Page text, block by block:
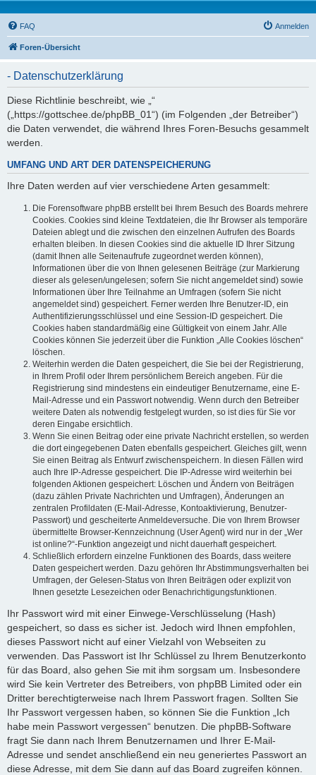
FAQ Anmelden
Foren-Übersicht
- Datenschutzerklärung
Diese Richtlinie beschreibt, wie „“
(„https://gottschee.de/phpBB_01“) (im Folgenden „der Betreiber“)
die Daten verwendet, die während Ihres Foren-Besuchs gesammelt
werden.
UMFANG UND ART DER DATENSPEICHERUNG
Ihre Daten werden auf vier verschiedene Arten gesammelt:
Die Forensoftware phpBB erstellt bei Ihrem Besuch des Boards mehrere
Cookies. Cookies sind kleine Textdateien, die Ihr Browser als temporäre
Dateien ablegt und die zwischen den einzelnen Aufrufen des Boards
erhalten bleiben. In diesen Cookies sind die aktuelle ID Ihrer Sitzung
(damit Ihnen alle Seitenaufrufe zugeordnet werden können),
Informationen über die von Ihnen gelesenen Beiträge (zur Markierung
dieser als gelesen/ungelesen; sofern Sie nicht angemeldet sind) sowie
Informationen über Ihre Teilnahme an Umfragen (sofern Sie nicht
angemeldet sind) gespeichert. Ferner werden Ihre Benutzer-ID, ein
Authentifizierungsschlüssel und eine Session-ID gespeichert. Die
Cookies haben standardmäßig eine Gültigkeit von einem Jahr. Alle
Cookies können Sie jederzeit über die Funktion „Alle Cookies löschen“
löschen.
Weiterhin werden die Daten gespeichert, die Sie bei der Registrierung,
in Ihrem Profil oder Ihrem persönlichem Bereich angeben. Für die
Registrierung sind mindestens ein eindeutiger Benutzername, eine E-
Mail-Adresse und ein Passwort notwendig. Wenn durch den Betreiber
weitere Daten als notwendig festgelegt wurden, so ist dies für Sie vor
deren Eingabe ersichtlich.
Wenn Sie einen Beitrag oder eine private Nachricht erstellen, so werden
die dort eingegebenen Daten ebenfalls gespeichert. Gleiches gilt, wenn
Sie einen Beitrag als Entwurf zwischenspeichern. In diesen Fällen wird
auch Ihre IP-Adresse gespeichert. Die IP-Adresse wird weiterhin bei
folgenden Aktionen gespeichert: Löschen und Ändern von Beiträgen
(dazu zählen Private Nachrichten und Umfragen), Änderungen an
zentralen Profildaten (E-Mail-Adresse, Kontoaktivierung, Benutzer-
Passwort) und gescheiterte Anmeldeversuche. Die von Ihrem Browser
übermittelte Browser-Kennzeichnung (User Agent) wird nur in der „Wer
ist online?“-Funktion angezeigt und nicht dauerhaft gespeichert.
Schließlich erfordern einzelne Funktionen des Boards, dass weitere
Daten gespeichert werden. Dazu gehören Ihr Abstimmungsverhalten bei
Umfragen, der Gelesen-Status von Ihren Beiträgen oder explizit von
Ihnen gesetzte Lesezeichen oder Benachrichtigungsfunktionen.
Ihr Passwort wird mit einer Einwege-Verschlüsselung (Hash)
gespeichert, so dass es sicher ist. Jedoch wird Ihnen empfohlen,
dieses Passwort nicht auf einer Vielzahl von Webseiten zu
verwenden. Das Passwort ist Ihr Schlüssel zu Ihrem Benutzerkonto
für das Board, also gehen Sie mit ihm sorgsam um. Insbesondere
wird Sie kein Vertreter des Betreibers, von phpBB Limited oder ein
Dritter berechtigterweise nach Ihrem Passwort fragen. Sollten Sie
Ihr Passwort vergessen haben, so können Sie die Funktion „Ich
habe mein Passwort vergessen“ benutzen. Die phpBB-Software
fragt Sie dann nach Ihrem Benutzernamen und Ihrer E-Mail-
Adresse und sendet anschließend ein neu generiertes Passwort an
diese Adresse, mit dem Sie dann auf das Board zugreifen können.